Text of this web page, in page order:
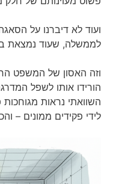
ועוד לא דיברנו על
לממשלה, שעוד נמצאת
וזה האסון של המשפט
הורידו אותו לשפל
השוואתי נראות
לידי פקידים ממונים –